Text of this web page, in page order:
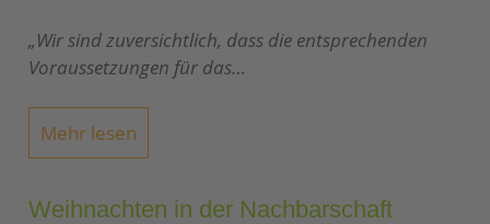
„Wir sind zuversichtlich, dass die entsprechenden
Voraussetzungen für das…
Mehr lesen
Weihnachten in der Nachbarschaft